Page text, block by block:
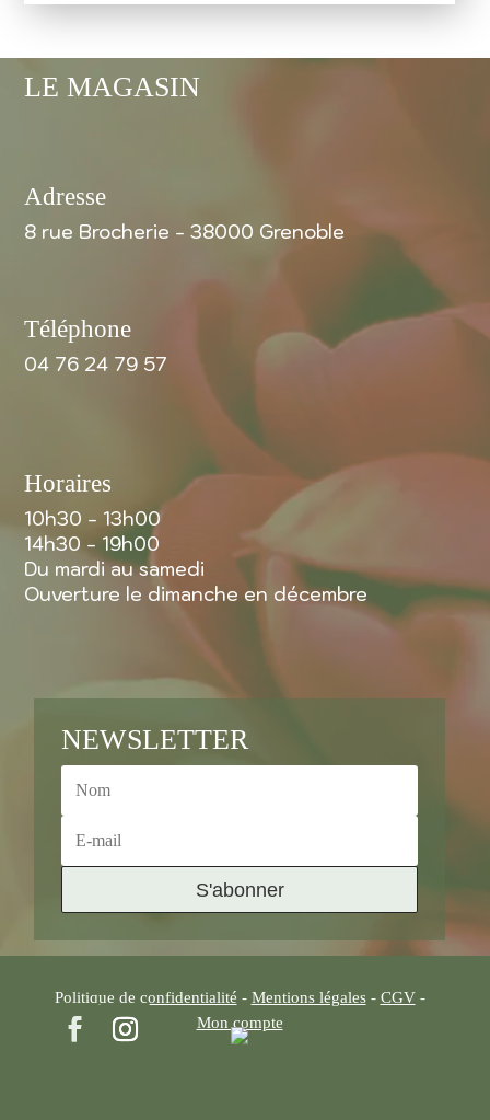
LE MAGASIN
Adresse
8 rue Brocherie - 38000 Grenoble
Téléphone
04 76 24 79 57
Horaires
10h30 - 13h00
14h30 - 19h00
Du mardi au samedi
Ouverture le dimanche en décembre
NEWSLETTER
S'abonner
Politique de confidentialité - Mentions légales- CGV-
Mon compte